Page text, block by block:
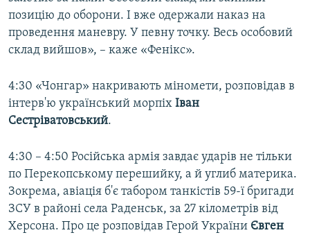
позицію до оборони. І вже одержали наказ на
проведення маневру. У певну точку. Весь особовий
склад вийшов», – каже «Фенікс».
4:30 «Чонгар» накривають міномети, розповідав в
інтерв'ю український морпіх Іван
Сестріватовський.
4:30 – 4:50 Російська армія завдає ударів не тільки
по Перекопському перешийку, а й углиб материка.
Зокрема, авіація б'є табором танкістів 59-ї бригади
ЗСУ в районі села Раденськ, за 27 кілометрів від
Херсона. Про це розповідав Герой України Євген